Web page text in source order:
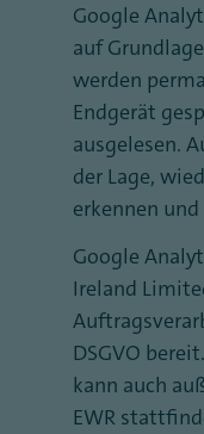
Google
auf
werden
Endgerät
ausgelesen.
der Lage,
erkennen
Google
Ireland
DSGVO
kann auch
EWR